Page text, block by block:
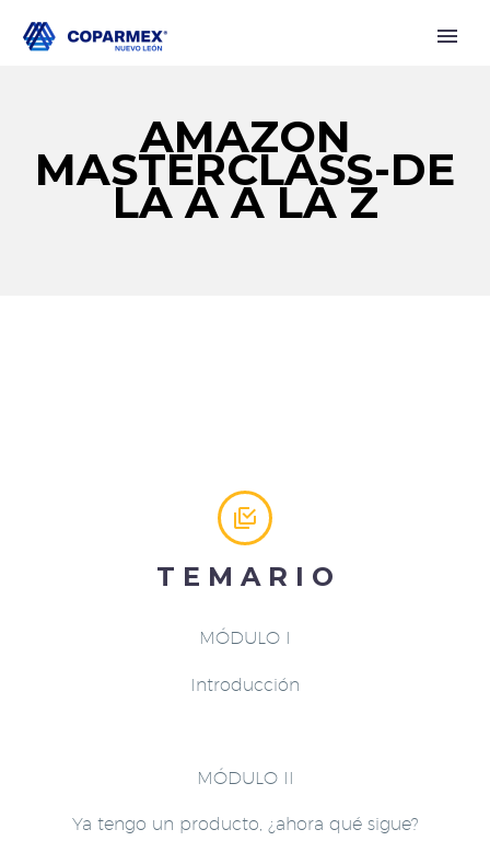
AMAZON
MASTERCLASS-DE
LA A A LA Z


T E M A R I O
MÓDULO I
Introducción
MÓDULO II
Ya tengo un producto, ¿ahora qué sigue?